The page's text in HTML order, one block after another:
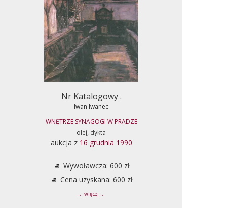
Nr Katalogowy .
Iwan Iwanec
WNĘTRZE SYNAGOGI W PRADZE
olej, dykta
aukcja z 16 grudnia 1990
Wywoławcza: 600 zł
Cena uzyskana: 600 zł
... więcej ...